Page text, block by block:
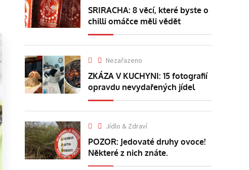
SRIRACHA: 8 věcí, které byste o
chilli omáčce měli vědět
Nezařazeno
ZKÁZA V KUCHYNI: 15 fotografií
opravdu nevydařených jídel
Jídlo & Zdraví
POZOR: Jedovaté druhy ovoce!
Některé z nich znáte.